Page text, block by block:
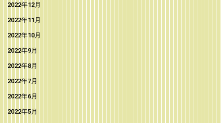
2022年12月
2022年11月
2022年10月
2022年9月
2022年8月
2022年7月
2022年6月
2022年5月